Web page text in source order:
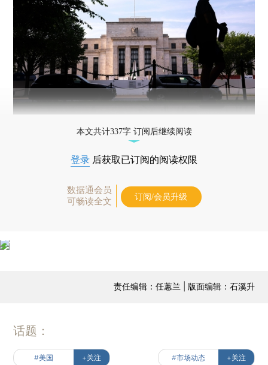
本文共计337字 订阅后继续阅读
登录 后获取已订阅的阅读权限
数据通会员
可畅读全文
订阅/会员升级
责任编辑：任蕙兰 | 版面编辑：石溪升
话题：
#美国 +关注 #市场动态 +关注